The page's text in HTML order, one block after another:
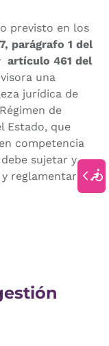
previsto en los
parágrafo 1 del
artículo 461 del
una
jurídica de
de
Estado, que
competencia
sujetar y
reglamentarias